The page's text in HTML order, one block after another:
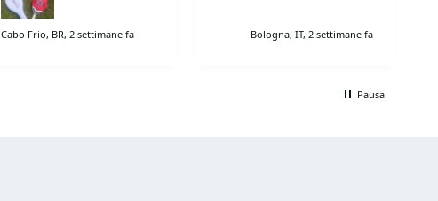
Cabo Frio, BR, 2 settimane fa Bologna, IT, 2 settimane fa
Pausa